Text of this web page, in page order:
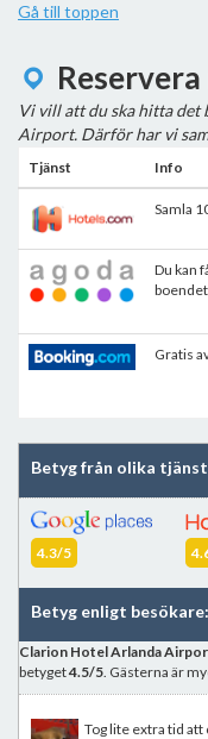
Gå till toppen
Vi vill att du ska hitta
Airport. Därför har vi
Tjänst Info
Samla
Du kan
Gratis
Betyg från olika
4.3/5
Betyg enligt besökare:
Clarion Hotel Arlanda
betyget4.5/5. Gästerna är
Tog lite extra tid